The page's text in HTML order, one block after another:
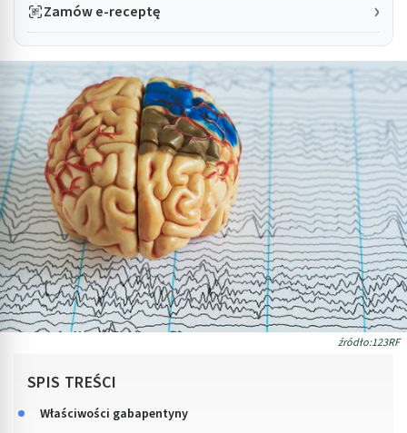
Zamów e-receptę
źródło:123RF
SPIS TREŚCI
Właściwości gabapentyny